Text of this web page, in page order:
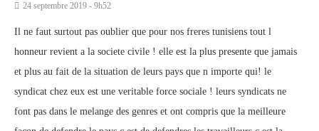
24 septembre 2019 - 9h52
Il ne faut surtout pas oublier que pour nos freres tunisiens tout l
honneur revient a la societe civile ! elle est la plus presente que jamais
et plus au fait de la situation de leurs pays que n importe qui! le
syndicat chez eux est une veritable force sociale ! leurs syndicats ne
font pas dans le melange des genres et ont compris que la meilleure